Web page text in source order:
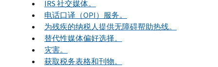
IRS 社交媒体。
电话口译（OPI）服务。
为残疾的纳税人提供无障碍帮助热线。
替代性媒体偏好选择。
灾害。
获取税务表格和刊物。